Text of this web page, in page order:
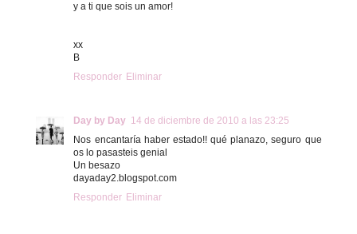
y a ti que sois un amor!
xx
B
Responder Eliminar
Day by Day 14 de diciembre de 2010 a las 23:25
Nos encantaría haber estado!! qué planazo, seguro que
os lo pasasteis genial
Un besazo
dayaday2.blogspot.com
Responder Eliminar